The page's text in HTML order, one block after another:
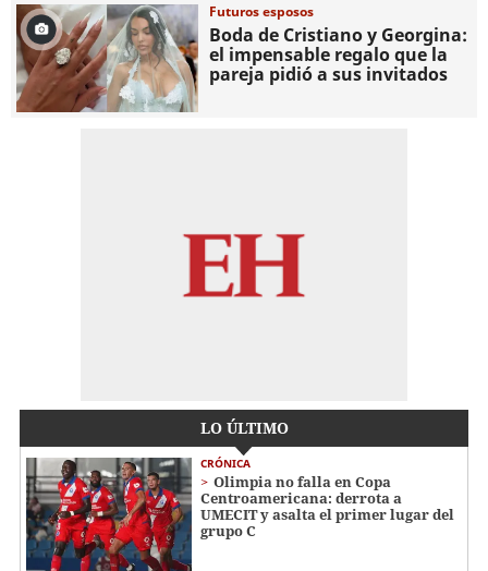
Futuros esposos
Boda de Cristiano y Georgina:
el impensable regalo que la
pareja pidió a sus invitados
LO ÚLTIMO
CRÓNICA
Olimpia no falla en Copa
Centroamericana: derrota a
UMECIT y asalta el primer lugar del
grupo C